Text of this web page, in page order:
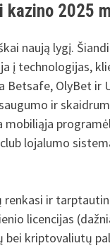
kazino 2025
naują lygį.
į technologijas,
OlyBet ir
ir
lojalumo
renkasi ir
licencijas
kriptovaliutų